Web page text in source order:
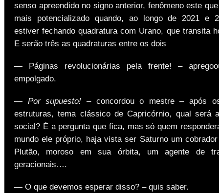
senso apreendido no signo anterior, fenômeno este
mais potencializado quando, ao longo de 2021 e
estiver fechando quadratura com Urano, que transita
E serão três as quadraturas entre os dois
— Páginas revolucionárias pela frente! –
empolgado.
— Por supuesto! – concordou o mestre – após
estruturas, tema clássico de Capricórnio, qual será
social? É a pergunta que fica, mas só quem
mundo ele próprio, haja vista ser Saturno um
Plutão, moroso em sua órbita, um agente de
geracionais….
— O que devemos esperar disso? – quis saber.